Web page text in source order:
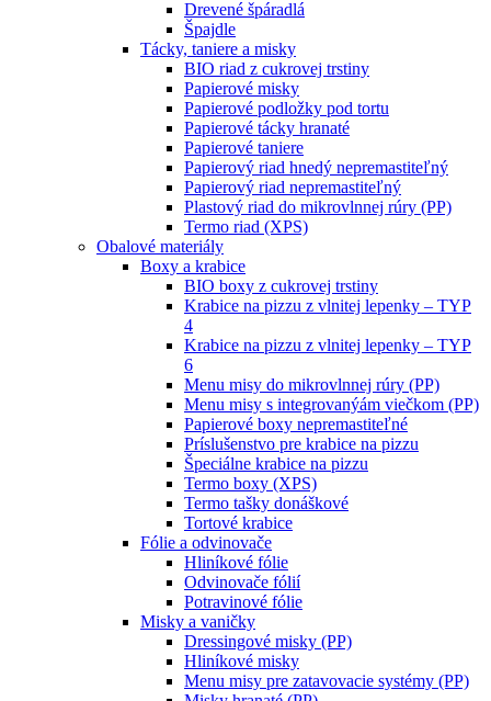
Drevené špáradlá
Špajdle
Tácky, taniere a misky
BIO riad z cukrovej trstiny
Papierové misky
Papierové podložky pod tortu
Papierové tácky hranaté
Papierové taniere
Papierový riad hnedý nepremastiteľný
Papierový riad nepremastiteľný
Plastový riad do mikrovlnnej rúry (PP)
Termo riad (XPS)
Obalové materiály
Boxy a krabice
BIO boxy z cukrovej trstiny
Krabice na pizzu z vlnitej lepenky – TYP
4
Krabice na pizzu z vlnitej lepenky – TYP
6
Menu misy do mikrovlnnej rúry (PP)
Menu misy s integrovanýám viečkom (PP)
Papierové boxy nepremastiteľné
Príslušenstvo pre krabice na pizzu
Špeciálne krabice na pizzu
Termo boxy (XPS)
Termo tašky donáškové
Tortové krabice
Fólie a odvinovače
Hliníkové fólie
Odvinovače fólií
Potravinové fólie
Misky a vaničky
Dressingové misky (PP)
Hliníkové misky
Menu misy pre zatavovacie systémy (PP)